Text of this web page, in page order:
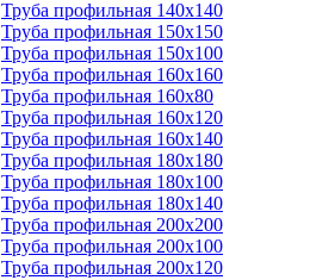
Труба профильная 140х140
Труба профильная 150х150
Труба профильная 150х100
Труба профильная 160х160
Труба профильная 160х80
Труба профильная 160х120
Труба профильная 160х140
Труба профильная 180х180
Труба профильная 180х100
Труба профильная 180х140
Труба профильная 200х200
Труба профильная 200х100
Труба профильная 200х120